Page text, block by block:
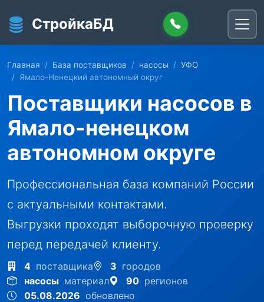
СтройкаБД
Главная База поставщиков насосы
УФО
Ямало-Ненецкий автономный округ
Поставщики насосов в
Ямало-ненецком
автономном округе
Профессиональная база компаний России
с актуальными контактами.
Выгрузки проходят выборочную проверку
перед передачей клиенту.
4 поставщика 3 городов
насосы материал 90 регионов
05.08.2026 обновлено